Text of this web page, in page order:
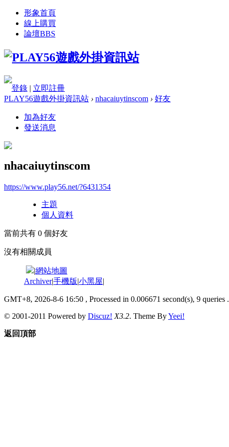
形象首頁
線上購買
論壇BBS
登錄 | 立即註冊
PLAY56遊戲外掛資訊站 › nhacaiuytinscom › 好友
加為好友
發送消息
nhacaiuytinscom
https://www.play56.net/?6431354
主題
個人資料
當前共有 0 個好友
沒有相關成員
|網站地圖
Archiver|手機版|小黑屋|
GMT+8, 2026-8-6 16:50 , Processed in 0.006671 second(s), 9 queries .
© 2001-2011 Powered by Discuz! X3.2. Theme ByYeei!
返回頂部